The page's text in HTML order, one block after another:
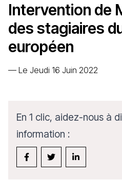
Intervention de
des stagiaires
européen
— Le Jeudi 16 Juin 2022
En 1 clic, aidez-nous à
information :